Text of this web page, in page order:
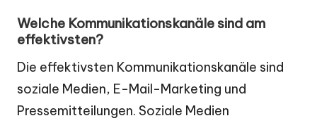
Welche Kommunikationskanäle sind am
effektivsten?
Die effektivsten Kommunikationskanäle sind
soziale Medien, E-Mail-Marketing und
Pressemitteilungen. Soziale Medien